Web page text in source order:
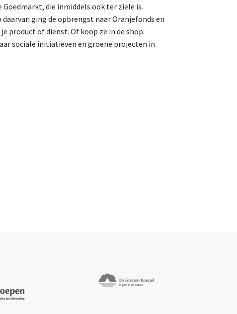
die inmiddels ook ter ziele is.
ging de opbrengst naar Oranjefonds en
product of dienst. Of koop ze in de shop.
sociale initiatieven en groene projecten in